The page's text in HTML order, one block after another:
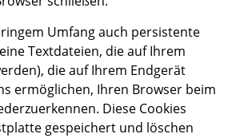
Umfang auch persistente
Textdateien, die auf Ihrem
die auf Ihrem Endgerät
ermöglichen, Ihren Browser beim
Diese Cookies
gespeichert und löschen